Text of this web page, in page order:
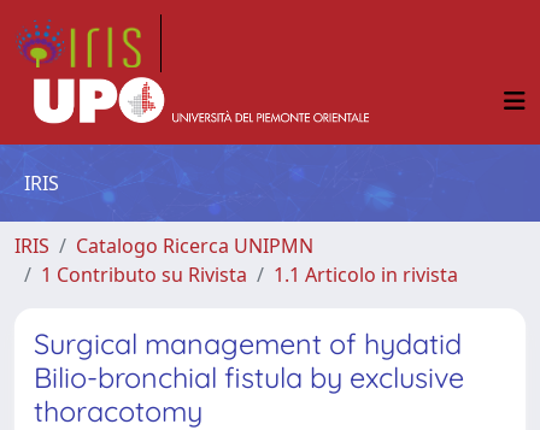
IRIS
IRIS
Catalogo Ricerca UNIPMN
1 Contributo su Rivista
1.1 Articolo in rivista
Surgical management of hydatid
Bilio-bronchial fistula by exclusive
thoracotomy